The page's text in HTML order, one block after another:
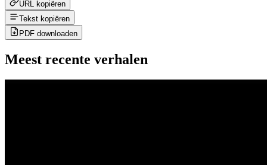
URL kopiëren
Tekst kopiëren
PDF downloaden
Meest recente verhalen